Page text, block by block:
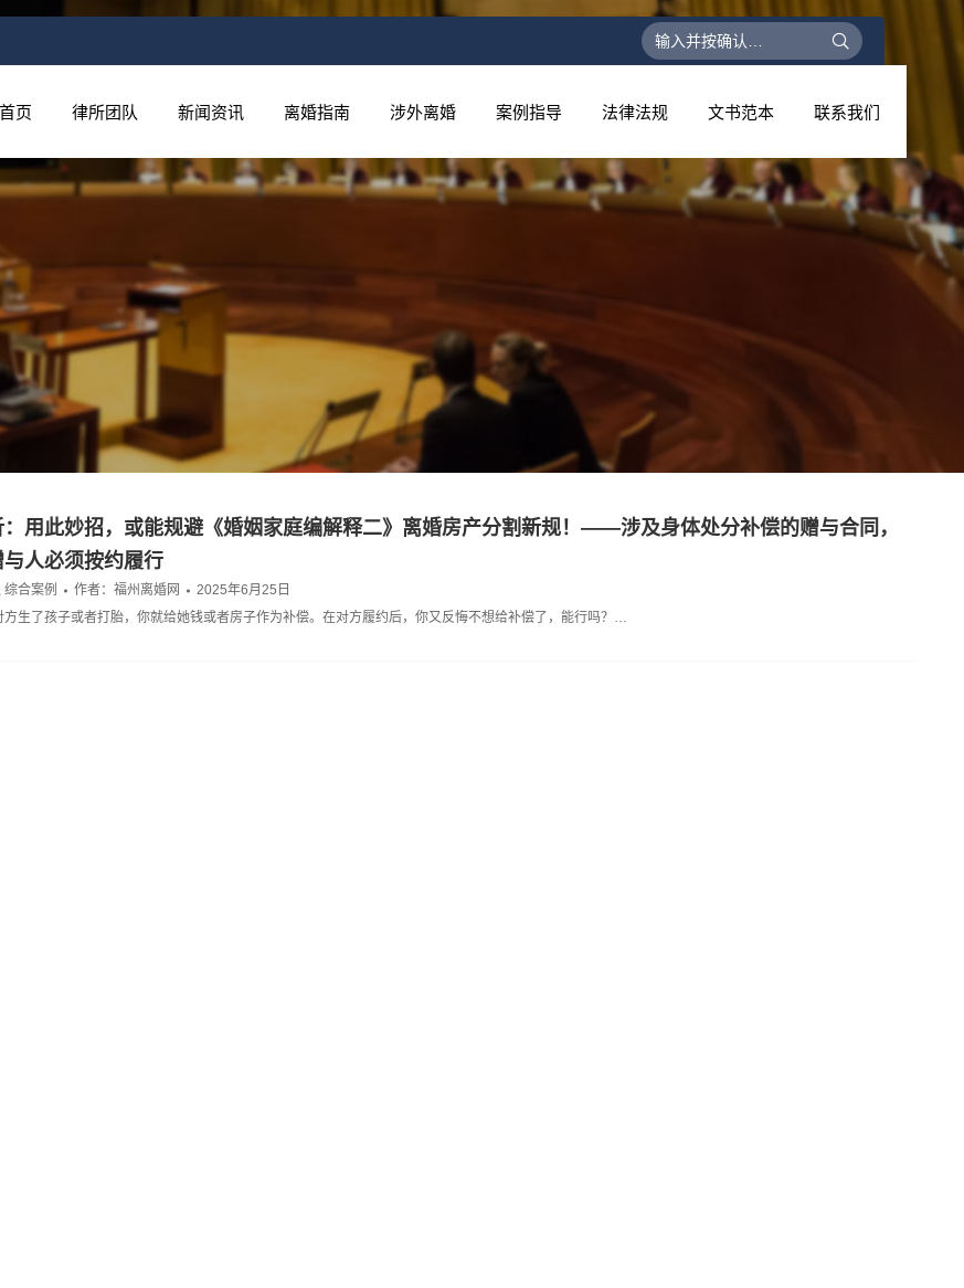
搜
索：
首页 律所团队 新闻资讯 离婚指南 涉外离婚 案例指导 法律法规 文书范本 联系我们
用此妙招，或能规避《婚姻家庭编解释二》离婚房产分割新规！——涉及身体处分补偿的赠与合同，
人必须按约履行
, 综合案例 作者： 福州离婚网
2025年6月25日
方生了孩子或者打胎，你就给她钱或者房子作为补偿。在对方履约后，你又反悔不想给补偿了，能行吗？…